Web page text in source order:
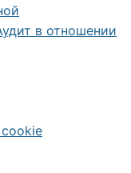
в отношении